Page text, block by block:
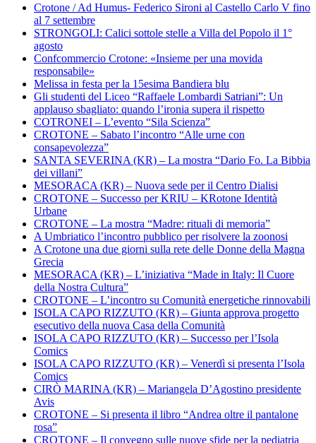
Crotone / Ad Humus- Federico Sironi al Castello Carlo V fino
al 7 settembre
STRONGOLI: Calici sottole stelle a Villa del Popolo il 1°
agosto
Confcommercio Crotone: «Insieme per una movida
responsabile»
Melissa in festa per la 15esima Bandiera blu
Gli studenti del Liceo “Raffaele Lombardi Satriani”: Un
applauso sbagliato: quando l’ironia supera il rispetto
COTRONEI – L’evento “Sila Scienza”
CROTONE – Sabato l’incontro “Alle urne con
consapevolezza”
SANTA SEVERINA (KR) – La mostra “Dario Fo. La Bibbia
dei villani”
MESORACA (KR) – Nuova sede per il Centro Dialisi
CROTONE – Successo per KRIU – KRotone Identità
Urbane
CROTONE – La mostra “Madre: rituali di memoria”
A Umbriatico l’incontro pubblico per risolvere la zoonosi
A Crotone una due giorni sulla rete delle Donne della Magna
Grecia
MESORACA (KR) – L’iniziativa “Made in Italy: Il Cuore
della Nostra Cultura”
CROTONE – L’incontro su Comunità energetiche rinnovabili
ISOLA CAPO RIZZUTO (KR) – Giunta approva progetto
esecutivo della nuova Casa della Comunità
ISOLA CAPO RIZZUTO (KR) – Successo per l’Isola
Comics
ISOLA CAPO RIZZUTO (KR) – Venerdì si presenta l’Isola
Comics
CIRÒ MARINA (KR) – Mariangela D’Agostino presidente
Avis
CROTONE – Si presenta il libro “Andrea oltre il pantalone
rosa”
CROTONE – Il convegno sulle nuove sfide per la pediatria